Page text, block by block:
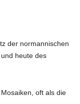
der normannischen
heute des
oft als die